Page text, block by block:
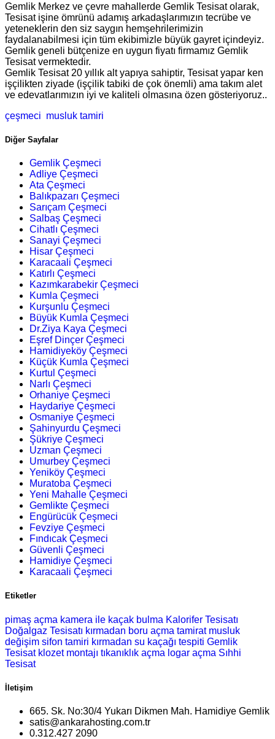
Gemlik Merkez ve çevre mahallerde Gemlik Tesisat olarak,
Tesisat işine ömrünü adamış arkadaşlarımızın tecrübe ve
yeteneklerin den siz saygın hemşehrilerimizin
faydalanabilmesi için tüm ekibimizle büyük gayret içindeyiz.
Gemlik geneli bütçenize en uygun fiyatı firmamız Gemlik
Tesisat vermektedir.
Gemlik Tesisat 20 yıllık alt yapıya sahiptir, Tesisat yapar ken
işçilikten ziyade (işçilik tabiki de çok önemli) ama takım alet
ve edevatlarımızın iyi ve kaliteli olmasına özen gösteriyoruz..
çeşmeci musluk tamiri
Diğer Sayfalar
Gemlik Çeşmeci
Adliye Çeşmeci
Ata Çeşmeci
Balıkpazarı Çeşmeci
Sarıçam Çeşmeci
Salbaş Çeşmeci
Cihatlı Çeşmeci
Sanayi Çeşmeci
Hisar Çeşmeci
Karacaali Çeşmeci
Katırlı Çeşmeci
Kazımkarabekir Çeşmeci
Kumla Çeşmeci
Kurşunlu Çeşmeci
Büyük Kumla Çeşmeci
Dr.Ziya Kaya Çeşmeci
Eşref Dinçer Çeşmeci
Hamidiyeköy Çeşmeci
Küçük Kumla Çeşmeci
Kurtul Çeşmeci
Narlı Çeşmeci
Orhaniye Çeşmeci
Haydariye Çeşmeci
Osmaniye Çeşmeci
Şahinyurdu Çeşmeci
Şükriye Çeşmeci
Uzman Çeşmeci
Umurbey Çeşmeci
Yeniköy Çeşmeci
Muratoba Çeşmeci
Yeni Mahalle Çeşmeci
Gemlikte Çeşmeci
Engürücük Çeşmeci
Fevziye Çeşmeci
Fındıcak Çeşmeci
Güvenli Çeşmeci
Hamidiye Çeşmeci
Karacaali Çeşmeci
Etiketler
pimaş açma kamera ile kaçak bulma Kalorifer Tesisatı
Doğalgaz Tesisatı kırmadan boru açma tamirat musluk
değişim sifon tamiri kırmadan su kaçağı tespiti Gemlik
Tesisat klozet montajı tıkanıklık açma logar açma Sıhhi
Tesisat
İletişim
665. Sk. No:30/4 Yukarı Dikmen Mah. Hamidiye Gemlik
satis@ankarahosting.com.tr
0.312.427 2090